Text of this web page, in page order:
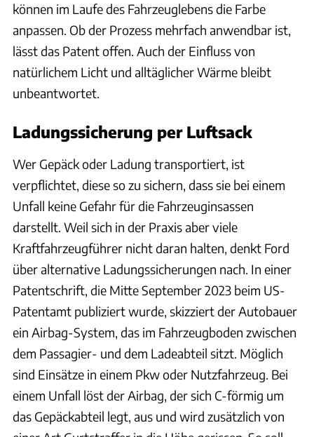
können im Laufe des Fahrzeuglebens die Farbe
anpassen. Ob der Prozess mehrfach anwendbar ist,
lässt das Patent offen. Auch der Einfluss von
natürlichem Licht und alltäglicher Wärme bleibt
unbeantwortet.
Ladungssicherung per Luftsack
Wer Gepäck oder Ladung transportiert, ist
verpflichtet, diese so zu sichern, dass sie bei einem
Unfall keine Gefahr für die Fahrzeuginsassen
darstellt. Weil sich in der Praxis aber viele
Kraftfahrzeugführer nicht daran halten, denkt Ford
über alternative Ladungssicherungen nach. In einer
Patentschrift, die Mitte September 2023 beim US-
Patentamt publiziert wurde, skizziert der Autobauer
ein Airbag-System, das im Fahrzeugboden zwischen
dem Passagier- und dem Ladeabteil sitzt. Möglich
sind Einsätze in einem Pkw oder Nutzfahrzeug. Bei
einem Unfall löst der Airbag, der sich C-förmig um
das Gepäckabteil legt, aus und wird zusätzlich von